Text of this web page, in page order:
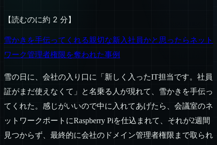
【読むのに約 2 分】
雪かきを手伝ってくれる親切な新入社員かと思ったらネット
ワーク管理者権限を奪われた事例
雪の日に、会社の入り口に「新しく入ったIT担当です。社員
証がまだ使えなくて」と名乗る人が現れて、雪かきを手伝っ
てくれた。感じがいいので中に入れてあげたら、会議室のネ
ットワークポートにRaspberry Piを仕込まれて、それが2週間
見つからず、最終的に会社のドメイン管理者権限まで取られ